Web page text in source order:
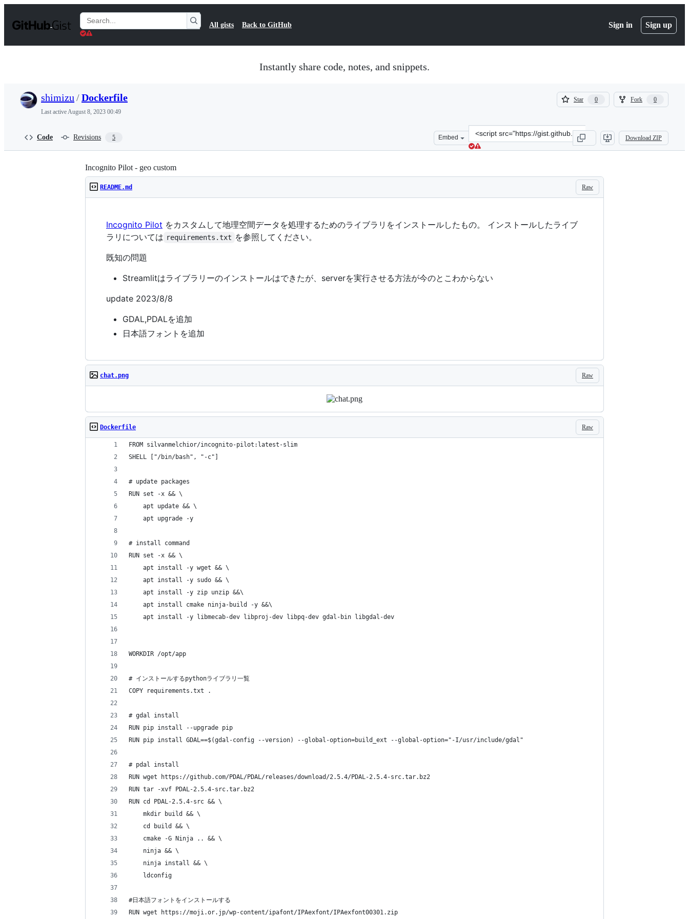
t
Search
Gists
All gists Back to GitHub Sign in Sign up
Instantly share code, notes, and snippets.
shimizu /Dockerfile
Last activeAugust 8, 2023 00:49
Star 0
0
Fork 0
0
Code Revisions 5 Embed
Clone
this
repository
src=&quot;https://gist.github.com/shimizu/
Download ZIP
Incognito Pilot - geo custom
Raw
README.md
Incognito Pilot をカスタムして地理空間データを処理するためのライブラリをインストールしたもの。 インストールしたライブ
ラリについては requirements.txt を参照してください。
既知の問題
Streamlitはライブラリーのインストールはできたが、serverを実行させる方法が今のとこわからない
update 2023/8/8
GDAL,PDALを追加
日本語フォントを追加
Raw
chat.png
Raw
Dockerfile
FROM silvanmelchior/incognito-pilot:latest-slim
SHELL ["/bin/bash", "-c"]
# update packages
RUN set -x && \
    apt update && \
    apt upgrade -y
# install command
RUN set -x && \
    apt install -y wget && \
    apt install -y sudo && \
    apt install -y zip unzip &&\
    apt install cmake ninja-build -y &&\
    apt install -y libmecab-dev libproj-dev libpq-dev gdal-bin libgdal-dev
WORKDIR /opt/app
# インストールするpythonライブラリ一覧
COPY requirements.txt .
# gdal install
RUN pip install --upgrade pip
RUN pip install GDAL==$(gdal-config --version) --global-option=build_ext --global-option="-I/usr/include/gdal"
# pdal install
RUN wget https://github.com/PDAL/PDAL/releases/download/2.5.4/PDAL-2.5.4-src.tar.bz2
RUN tar -xvf PDAL-2.5.4-src.tar.bz2
RUN cd PDAL-2.5.4-src && \
    mkdir build && \
    cd build && \
    cmake -G Ninja .. && \
    ninja && \
    ninja install && \
    ldconfig
#日本語フォントをインストールする
RUN wget https://moji.or.jp/wp-content/ipafont/IPAexfont/IPAexfont00301.zip